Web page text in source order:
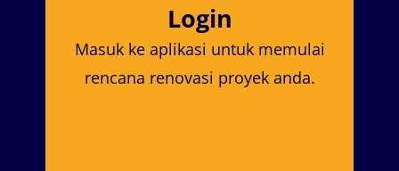
Login
Masuk ke aplikasi untuk memulai
rencana renovasi proyek anda.